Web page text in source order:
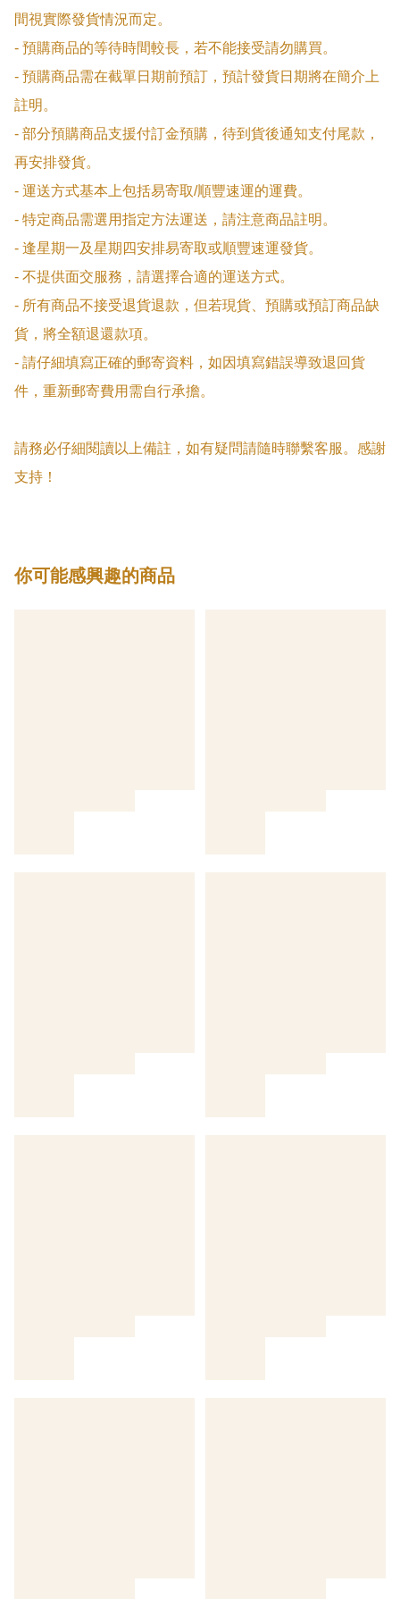
間視實際發貨情況而定。
- 預購商品的等待時間較長，若不能接受請勿購買。
- 預購商品需在截單日期前預訂，預計發貨日期將在簡介上
註明。
- 部分預購商品支援付訂金預購，待到貨後通知支付尾款，
再安排發貨。
- 運送方式基本上包括易寄取/順豐速運的運費。
- 特定商品需選用指定方法運送，請注意商品註明。
- 逢星期一及星期四安排易寄取或順豐速運發貨。
- 不提供面交服務，請選擇合適的運送方式。
- 所有商品不接受退貨退款，但若現貨、預購或預訂商品缺
貨，將全額退還款項。
- 請仔細填寫正確的郵寄資料，如因填寫錯誤導致退回貨
件，重新郵寄費用需自行承擔。
請務必仔細閱讀以上備註，如有疑問請隨時聯繫客服。感謝
支持！
你可能感興趣的商品